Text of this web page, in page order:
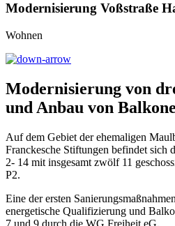
Modernisierung Voßstraße
Wohnen
Modernisierung von
und Anbau von
Auf dem Gebiet der ehemaligen
Franckesche Stiftungen befindet sich
2- 14 mit insgesamt zwölf 11
P2.
Eine der ersten
energetische Qualifizierung und
7 und 9 durch die WG Freiheit eG.